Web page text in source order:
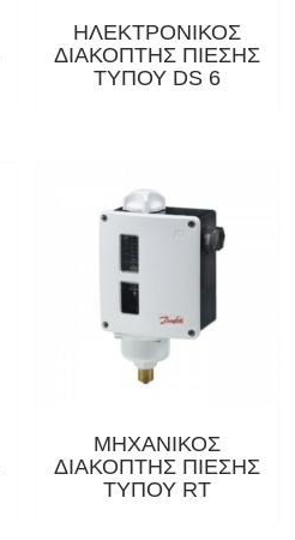
ΗΛΕΚΤΡΟΝΙΚΟΣ
ΔΙΑΚΟΠΤΗΣ ΠΙΕΣΗΣ
ΤΥΠΟΥ DS 6
ΜΗΧΑΝΙΚΟΣ
ΔΙΑΚΟΠΤΗΣ ΠΙΕΣΗΣ
ΤΥΠΟΥ RT